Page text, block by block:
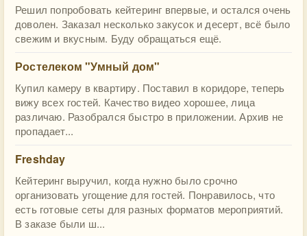
Решил попробовать кейтеринг впервые, и остался очень
доволен. Заказал несколько закусок и десерт, всё было
свежим и вкусным. Буду обращаться ещё.
Ростелеком "Умный дом"
Купил камеру в квартиру. Поставил в коридоре, теперь
вижу всех гостей. Качество видео хорошее, лица
различаю. Разобрался быстро в приложении. Архив не
пропадает...
Freshday
Кейтеринг выручил, когда нужно было срочно
организовать угощение для гостей. Понравилось, что
есть готовые сеты для разных форматов мероприятий.
В заказе были ш...